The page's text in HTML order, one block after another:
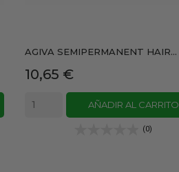
AGIVA SEMIPERMANENT HAIR...
Precio
10,65 €
AÑADIR AL CARRITO
(0)